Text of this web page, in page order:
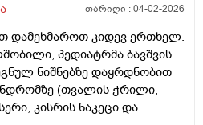
თარიღი :04-02-2026
დამეხმაროთ კიდევ ერთხელ.
პედიატრმა ბავშვის
ნიშნებზე დაყრდნობით
(თვალის ჭრილი,
კისრის ნაკეცი და